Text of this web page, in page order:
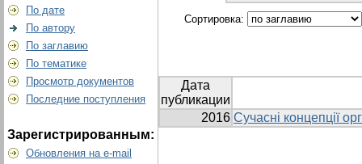
По дате
По автору
По заглавию
По тематике
Просмотр документов
Последние поступления
Зарегистрированным:
Обновления на e-mail
Сортировка:
Дата
публикации
2016 Сучасні концепції